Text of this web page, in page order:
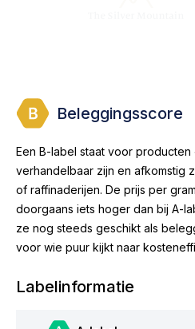
Beleggingsscore
Een B-label staat voor
verhandelbaar zijn en afkomstig
of raffinaderijen. De prijs per
doorgaans iets hoger dan bij A-
ze nog steeds geschikt als
voor wie puur kijkt naar
Labelinformatie